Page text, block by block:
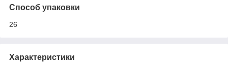
Способ упаковки
26
Характеристики